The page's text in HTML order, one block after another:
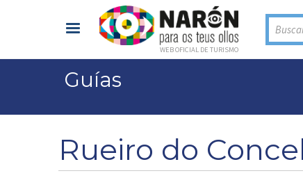
WEB OFICIAL DE TURISMO
Guías
Vostede está aquí
Rueiro do